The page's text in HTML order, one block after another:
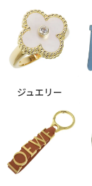
ジュエリー